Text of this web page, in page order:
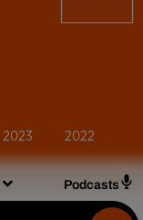
Podcasts
2023 2022